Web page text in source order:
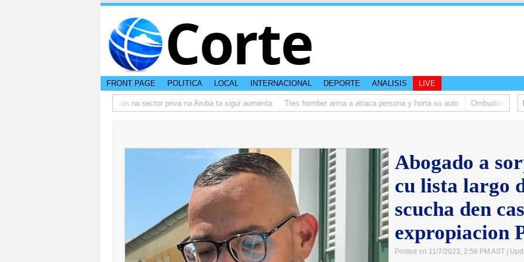
Corte
FRONT PAGE POLITICA LOCAL INTERNACIONAL DEPORTE ANALISIS LIVE
Prestamonan na sector priva na Aruba ta sigui aumenta Tres homber arma a atraca persona y horta su auto Ombudsman ta
Abogado a
cu lista largo
scucha den
expropiacion
Posted on 11/7/2023, 2:56 PM AST |